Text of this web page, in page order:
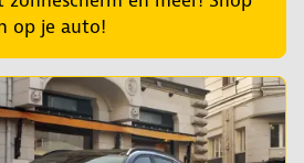
op je auto!